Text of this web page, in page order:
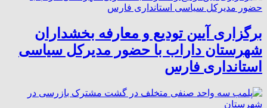
برگزاری آیین تودیع و معارفه بخشداران
شهرستان داراب با حضور مدیرکل سیاسی
استانداری فارس